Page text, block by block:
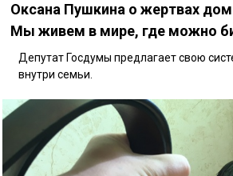
Оксана Пушкина о жертвах
Мы живем в мире, где можно
Депутат Госдумы предлагает свою
внутри семьи.